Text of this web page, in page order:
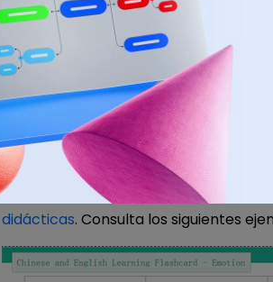
También se incluyen algunos
personalizar tus mapas mentales y
aprovecharlas para hacer varios
didácticas. Consulta los siguientes